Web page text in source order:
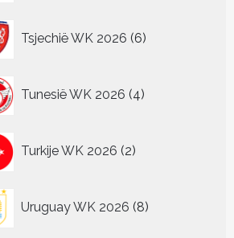
Tsjechië WK 2026 6
producten
Tunesië WK 2026 4
producten
Turkije WK 2026 2
producten
Uruguay WK 2026 8
producten